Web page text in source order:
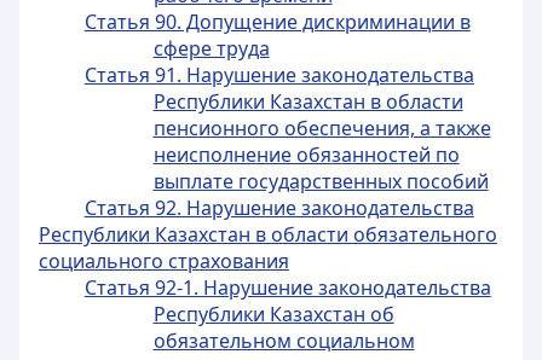
Статья 90. Допущение дискриминации в
сфере труда
Статья 91. Нарушение законодательства
Республики Казахстан в области
пенсионного обеспечения, а также
неисполнение обязанностей по
выплате государственных пособий
Статья 92. Нарушение законодательства
Республики Казахстан в области обязательного
социального страхования
Статья 92-1. Нарушение законодательства
Республики Казахстан об
обязательном социальном